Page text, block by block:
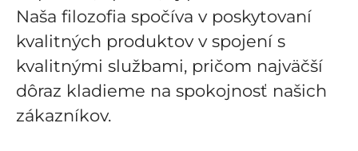
Naša filozofia spočíva v poskytovaní
kvalitných produktov v spojení s
kvalitnými službami, pričom najväčší
dôraz kladieme na spokojnosť našich
zákazníkov.